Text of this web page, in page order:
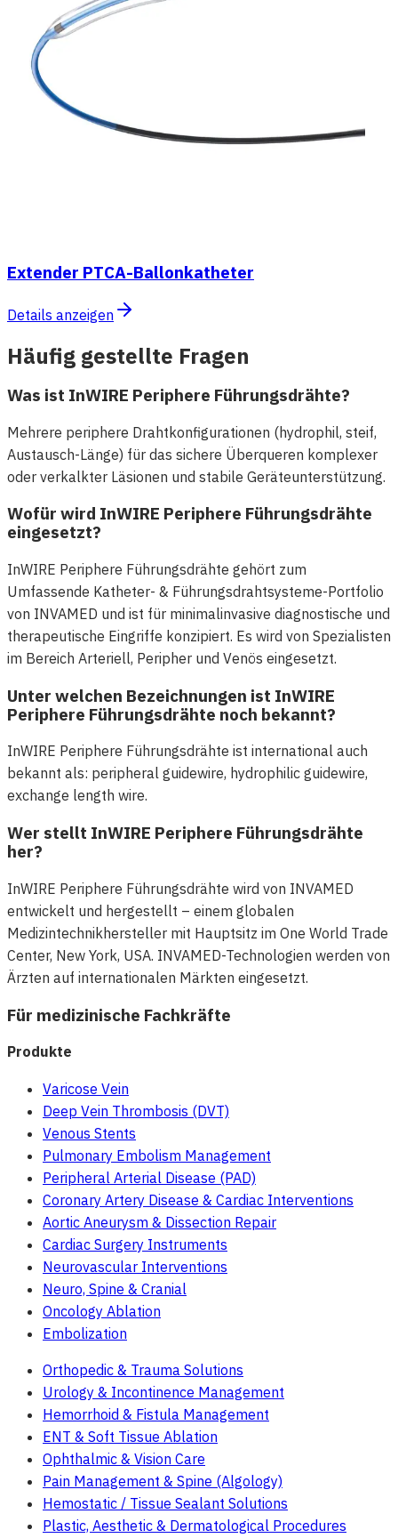
Extender PTCA-Ballonkatheter
Details anzeigen
Häufig gestellte Fragen
Was ist InWIRE Periphere Führungsdrähte?
Mehrere periphere Drahtkonfigurationen (hydrophil, steif,
Austausch-Länge) für das sichere Überqueren komplexer
oder verkalkter Läsionen und stabile Geräteunterstützung.
Wofür wird InWIRE Periphere Führungsdrähte
eingesetzt?
InWIRE Periphere Führungsdrähte gehört zum
Umfassende Katheter- & Führungsdrahtsysteme-Portfolio
von INVAMED und ist für minimalinvasive diagnostische und
therapeutische Eingriffe konzipiert. Es wird von Spezialisten
im Bereich Arteriell, Peripher und Venös eingesetzt.
Unter welchen Bezeichnungen ist InWIRE
Periphere Führungsdrähte noch bekannt?
InWIRE Periphere Führungsdrähte ist international auch
bekannt als: peripheral guidewire, hydrophilic guidewire,
exchange length wire.
Wer stellt InWIRE Periphere Führungsdrähte
her?
InWIRE Periphere Führungsdrähte wird von INVAMED
entwickelt und hergestellt – einem globalen
Medizintechnikhersteller mit Hauptsitz im One World Trade
Center, New York, USA. INVAMED-Technologien werden von
Ärzten auf internationalen Märkten eingesetzt.
Für medizinische Fachkräfte
Produkte
Varicose Vein
Deep Vein Thrombosis (DVT)
Venous Stents
Pulmonary Embolism Management
Peripheral Arterial Disease (PAD)
Coronary Artery Disease & Cardiac Interventions
Aortic Aneurysm & Dissection Repair
Cardiac Surgery Instruments
Neurovascular Interventions
Neuro, Spine & Cranial
Oncology Ablation
Embolization
Orthopedic & Trauma Solutions
Urology & Incontinence Management
Hemorrhoid & Fistula Management
ENT & Soft Tissue Ablation
Ophthalmic & Vision Care
Pain Management & Spine (Algology)
Hemostatic / Tissue Sealant Solutions
Plastic, Aesthetic & Dermatological Procedures